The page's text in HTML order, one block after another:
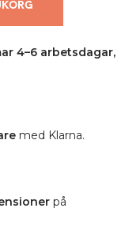
4–6 arbetsdagar,
med Klarna.
på